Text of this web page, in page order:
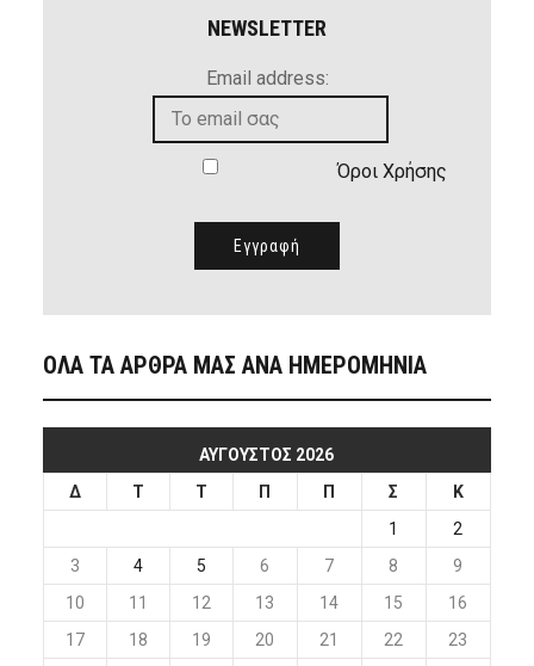
NEWSLETTER
Email address:
Όροι Χρήσης
ΟΛΑ ΤΑ ΑΡΘΡΑ ΜΑΣ ΑΝΑ ΗΜΕΡΟΜΗΝΙΑ
ΑΎΓΟΥΣΤΟΣ 2026
Δ
Τ Τ Π Π Σ
Κ
1
2
3
4 5 6 7 8
9
10
11 12 13 14 15
16
17
18 19 20 21 22 23